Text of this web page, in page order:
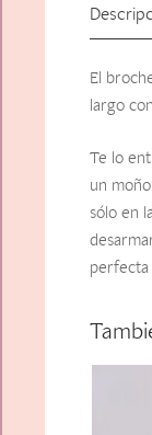
El
largo
Te lo
un
sólo en